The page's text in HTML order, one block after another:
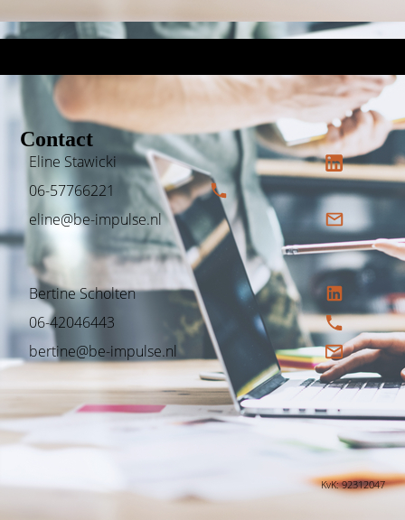
Contact
Eline Stawicki
06-57766221
eline@be-impulse.nl
Bertine Scholten
06-42046443
bertine@be-impulse.nl
KvK: 92312047